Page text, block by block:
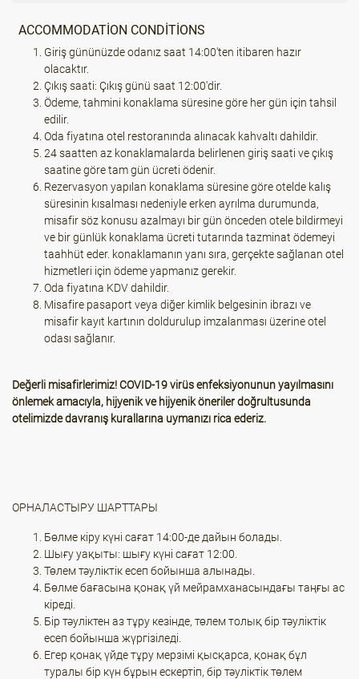
ACCOMMODATION CONDITIONS
Giriş gününüzde odanız saat 14:00'ten itibaren hazır
olacaktır.
Çıkış saati: Çıkış günü saat 12:00'dir.
Ödeme, tahmini konaklama süresine göre her gün için tahsil
edilir.
Oda fiyatına otel restoranında alınacak kahvaltı dahildir.
24 saatten az konaklamalarda belirlenen giriş saati ve çıkış
saatine göre tam gün ücreti ödenir.
Rezervasyon yapılan konaklama süresine göre otelde kalış
süresinin kısalması nedeniyle erken ayrılma durumunda,
misafir söz konusu azalmayı bir gün önceden otele bildirmeyi
ve bir günlük konaklama ücreti tutarında tazminat ödemeyi
taahhüt eder. konaklamanın yanı sıra, gerçekte sağlanan otel
hizmetleri için ödeme yapmanız gerekir.
Oda fiyatına KDV dahildir.
Misafire pasaport veya diğer kimlik belgesinin ibrazı ve
misafir kayıt kartının doldurulup imzalanması üzerine otel
odası sağlanır.
Değerli misafirlerimiz! COVID-19 virüs enfeksiyonunun yayılmasını
önlemek amacıyla, hijyenik ve hijyenik öneriler doğrultusunda
otelimizde davranış kurallarına uymanızı rica ederiz.
ОРНАЛАСТЫРУ ШАРТТАРЫ
Бөлме кіру күні сағат 14:00-де дайын болады.
Шығу уақыты: шығу күні сағат 12:00.
Төлем тәуліктік есеп бойынша алынады.
Бөлме бағасына қонақ үй мейрамханасындағы таңғы ас
кіреді.
Бір тәуліктен аз тұру кезінде, төлем толық бір тәуліктік
есеп бойынша жүргізіледі.
Егер қонақ үйде тұру мерзімі қысқарса, қонақ бұл
туралы бір күн бұрын ескертіп, бір тәуліктік төлем